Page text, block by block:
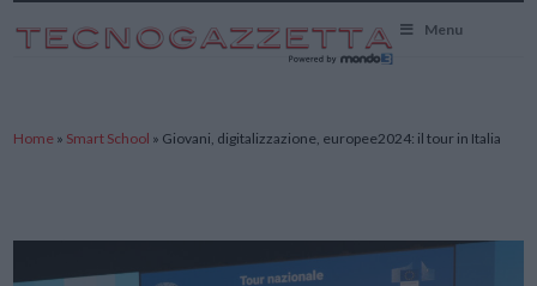
Menu
Home » Smart School » Giovani, digitalizzazione, europee2024: il tour in Italia